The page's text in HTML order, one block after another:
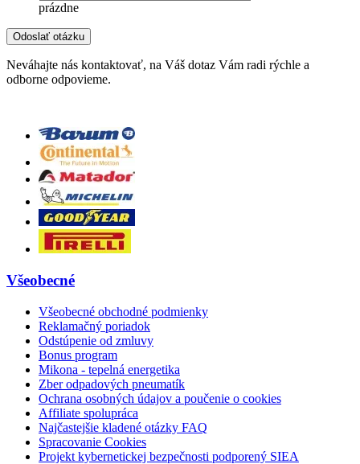
prázdne
Neváhajte nás kontaktovať, na Váš dotaz Vám radi rýchle a
odborne odpovieme.
Všeobecné
Všeobecné obchodné podmienky
Reklamačný poriadok
Odstúpenie od zmluvy
Bonus program
Mikona - tepelná energetika
Zber odpadových pneumatík
Ochrana osobných údajov a poučenie o cookies
Affiliate spolupráca
Najčastejšie kladené otázky FAQ
Spracovanie Cookies
Projekt kybernetickej bezpečnosti podporený SIEA